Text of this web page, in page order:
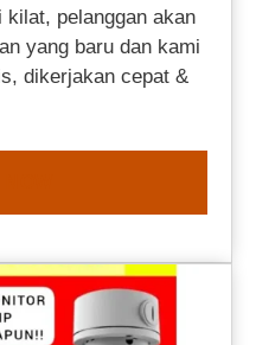
pelanggan akan
yang baru dan kami
dikerjakan cepat &